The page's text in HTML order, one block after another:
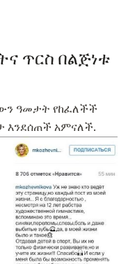
ጥርስ በልጅነቱ
ዓመታት የከፈለችች
እንደሰጠች አምናለች.